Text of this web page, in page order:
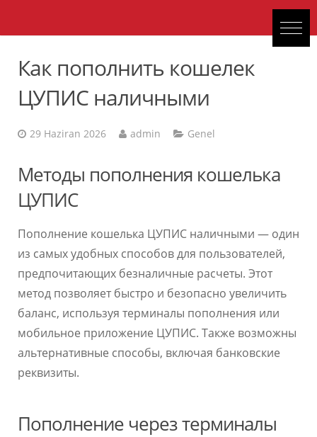
Как пополнить кошелек
ЦУПИС наличными
29 Haziran 2026 admin Genel
Методы пополнения кошелька
ЦУПИС
Пополнение кошелька ЦУПИС наличными — один
из самых удобных способов для пользователей,
предпочитающих безналичные расчеты. Этот
метод позволяет быстро и безопасно увеличить
баланс, используя терминалы пополнения или
мобильное приложение ЦУПИС. Также возможны
альтернативные способы, включая банковские
реквизиты.
Пополнение через терминалы